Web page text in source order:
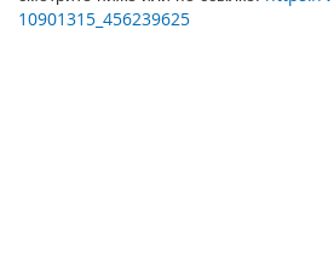
10901315_456239625